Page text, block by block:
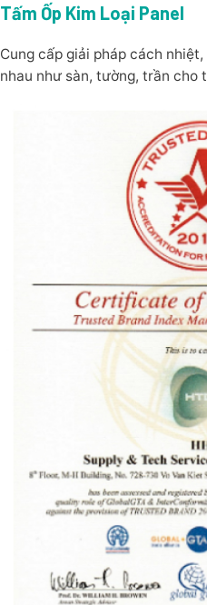
Tấm Ốp Kim Loại Panel
Cung cấp giải pháp cách
nhau như sàn, tường, trần cho